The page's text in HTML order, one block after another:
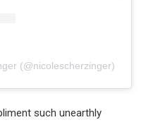
(@nicolescherzinger)
such unearthly